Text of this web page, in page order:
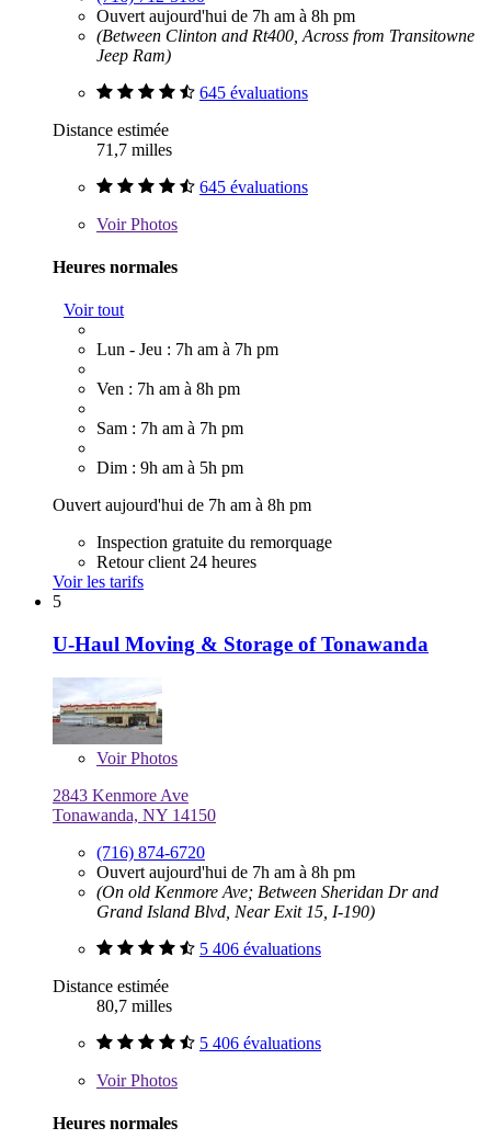
Ouvert aujourd'hui de 7h am à 8h pm
(Between Clinton and Rt400, Across from Transitowne
Jeep Ram)
645 évaluations
Distance estimée
71,7 milles
645 évaluations
VoirPhotos
Heures normales
Voir tout
Lun - Jeu : 7h am à 7h pm
Ven : 7h am à 8h pm
Sam : 7h am à 7h pm
Dim : 9h am à 5h pm
Ouvert aujourd'hui de 7h am à 8h pm
Inspection gratuite du remorquage
Retour client 24 heures
Voir les tarifs
5
U-Haul Moving & Storage of Tonawanda
VoirPhotos
2843 Kenmore Ave
Tonawanda, NY 14150
(716) 874-6720
Ouvert aujourd'hui de 7h am à 8h pm
(On old Kenmore Ave; Between Sheridan Dr and
Grand Island Blvd, Near Exit 15, I-190)
5 406 évaluations
Distance estimée
80,7 milles
5 406 évaluations
VoirPhotos
Heures normales